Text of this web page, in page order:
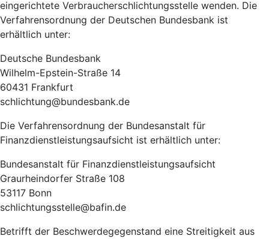
eingerichtete Verbraucherschlichtungsstelle wenden. Die
Verfahrensordnung der Deutschen Bundesbank ist
erhältlich unter:
Deutsche Bundesbank
Wilhelm-Epstein-Straße 14
60431 Frankfurt
schlichtung@bundesbank.de
Die Verfahrensordnung der Bundesanstalt für
Finanzdienstleistungsaufsicht ist erhältlich unter:
Bundesanstalt für Finanzdienstleistungsaufsicht
Graurheindorfer Straße 108
53117 Bonn
schlichtungsstelle@bafin.de
Betrifft der Beschwerdegegenstand eine Streitigkeit aus